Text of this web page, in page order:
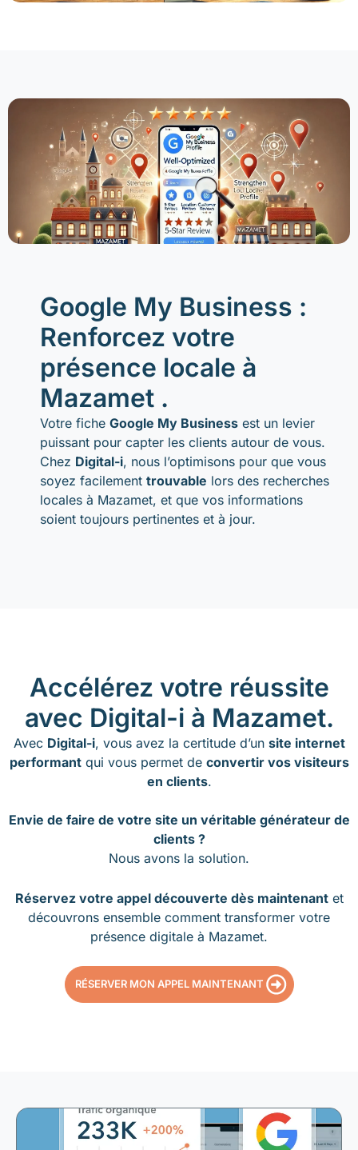
Google My Business :
Renforcez votre
présence locale à
Mazamet .
Votre fiche Google My Business est un levier
puissant pour capter les clients autour de vous.
Chez Digital-i, nous l’optimisons pour que vous
soyez facilement trouvable lors des recherches
locales à Mazamet, et que vos informations
soient toujours pertinentes et à jour.
Accélérez votre réussite
avec Digital-i à Mazamet.
Avec Digital-i, vous avez la certitude d’un site internet
performantqui vous permet de convertir vos visiteurs
en clients.
Envie de faire de votre site un véritable générateur de
clients ?
Nous avons la solution.
Réservez votre appel découverte dès maintenantet
découvrons ensemble comment transformer votre
présence digitale à Mazamet.
RÉSERVER MON APPEL MAINTENANT